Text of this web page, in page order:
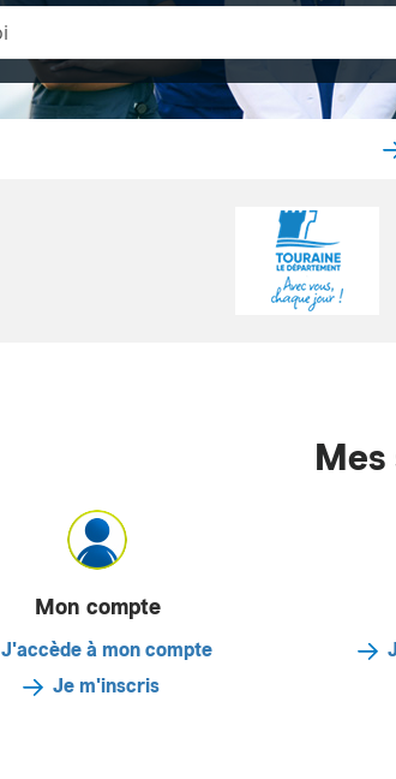
Mon compte
J'accède à mon compte
Je m'inscris